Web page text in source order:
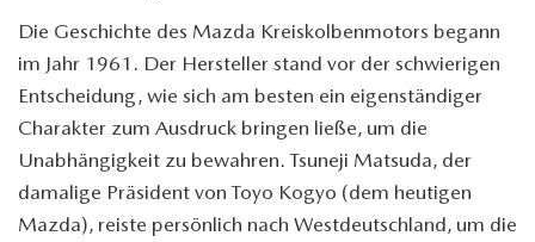
Die Geschichte des Mazda Kreiskolbenmotors begann
im Jahr 1961. Der Hersteller stand vor der schwierigen
Entscheidung, wie sich am besten ein eigenständiger
Charakter zum Ausdruck bringen ließe, um die
Unabhängigkeit zu bewahren. Tsuneji Matsuda, der
damalige Präsident von Toyo Kogyo (dem heutigen
Mazda), reiste persönlich nach Westdeutschland, um die